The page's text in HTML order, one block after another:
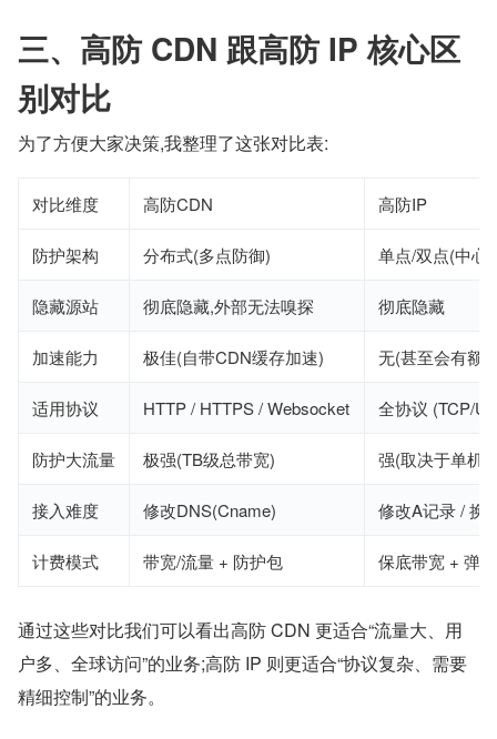
三、高防 CDN 跟高防 IP 核心区
别对比
为了方便大家决策,我整理了这张对比表:
对比维度 高防CDN 高防IP
防护架构 分布式(多点防御) 单点/双点(中心
隐藏源站 彻底隐藏,外部无法嗅探 彻底隐藏
加速能力 极佳(自带CDN缓存加速) 无(甚至会有额
适用协议 HTTP / HTTPS / Websocket 全协议 (TCP/
防护大流量 极强(TB级总带宽) 强(取决于单机
接入难度 修改DNS(Cname) 修改A记录 / 换
计费模式 带宽/流量 + 防护包 保底带宽 + 弹
通过这些对比我们可以看出高防 CDN 更适合“流量大、用
户多、全球访问”的业务;高防 IP 则更适合“协议复杂、需要
精细控制”的业务。